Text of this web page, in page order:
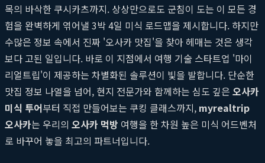
목의 바삭한 쿠시카츠까지. 상상만으로도 군침이 도는 이 모든 경
험을 완벽하게 엮어낼 3박 4일 미식 로드맵을 제시합니다. 하지만
수많은 정보 속에서 진짜 '오사카 맛집'을 찾아 헤매는 것은 생각
보다 고된 일입니다. 바로 이 지점에서 여행 기술 스타트업 '마이
리얼트립'이 제공하는 차별화된 솔루션이 빛을 발합니다. 단순한
맛집 정보 나열을 넘어, 현지 전문가와 함께하는 심도 깊은 오사카
미식 투어부터 직접 만들어보는 쿠킹 클래스까지, myrealtrip
오사카는 우리의 오사카 먹방 여행을 한 차원 높은 미식 어드벤처
로 바꾸어 놓을 최고의 파트너입니다.